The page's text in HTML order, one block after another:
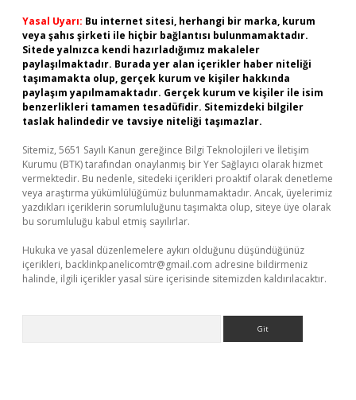
Yasal Uyarı: Bu internet sitesi, herhangi bir marka, kurum
veya şahıs şirketi ile hiçbir bağlantısı bulunmamaktadır.
Sitede yalnızca kendi hazırladığımız makaleler
paylaşılmaktadır. Burada yer alan içerikler haber niteliği
taşımamakta olup, gerçek kurum ve kişiler hakkında
paylaşım yapılmamaktadır. Gerçek kurum ve kişiler ile isim
benzerlikleri tamamen tesadüfidir. Sitemizdeki bilgiler
taslak halindedir ve tavsiye niteliği taşımazlar.
Sitemiz, 5651 Sayılı Kanun gereğince Bilgi Teknolojileri ve İletişim
Kurumu (BTK) tarafından onaylanmış bir Yer Sağlayıcı olarak hizmet
vermektedir. Bu nedenle, sitedeki içerikleri proaktif olarak denetleme
veya araştırma yükümlülüğümüz bulunmamaktadır. Ancak, üyelerimiz
yazdıkları içeriklerin sorumluluğunu taşımakta olup, siteye üye olarak
bu sorumluluğu kabul etmiş sayılırlar.
Hukuka ve yasal düzenlemelere aykırı olduğunu düşündüğünüz
içerikleri, backlinkpanelicomtr@gmail.com adresine bildirmeniz
halinde, ilgili içerikler yasal süre içerisinde sitemizden kaldırılacaktır.